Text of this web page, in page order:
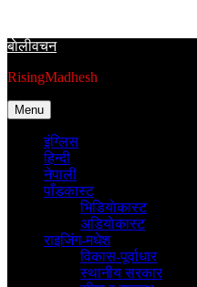
content
बाेलीवचन
RisingMadhesh
Menu
इंग्लिस
हिन्दी
नेपाली
पाँडकास्ट
भिडियाेकास्ट
अडियाेकास्ट
राइजिंग-मधेश
विकास-पूर्वाधार
स्थानीय सरकार